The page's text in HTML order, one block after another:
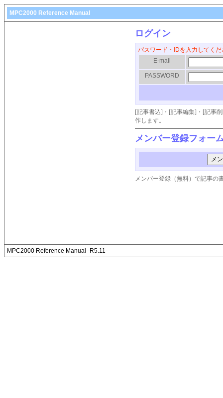
MPC2000 Reference Manual
ログイン
パスワード・IDを入力してくだ
E-mail
PASSWORD
[記事書込]・[記事編集]・[記事
作します。
メンバー登録フォー
メンバー登録（無料）で記事の
MPC2000 Reference Manual -R5.11-